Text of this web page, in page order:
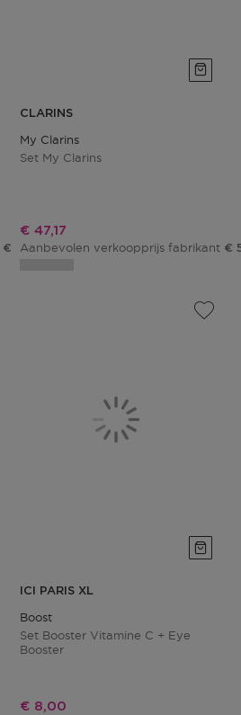
€ 217,00
CLARINS
My Clarins
Set My Clarins
Kortingsprijs
€ 47,17
Aanbevolen verkoopprijs fabrikant €
ICI PARIS XL
Boost
Set Booster Vitamine C + Eye
Booster
Kortingsprijs
€ 8,00